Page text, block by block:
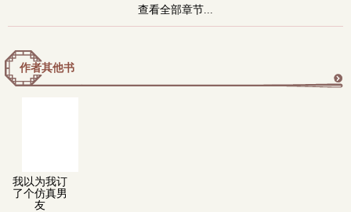
查看全部章节...
作者其他书
我以为我订
了个仿真男
友